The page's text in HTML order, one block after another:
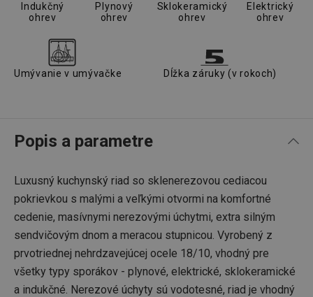
Indukčný
ohrev
Plynový
ohrev
Sklokeramický
ohrev
Elektrický
ohrev
Umývanie v umývačke Dĺžka záruky (v rokoch)
Popis a parametre
Luxusný kuchynský riad so sklenerezovou cediacou
pokrievkou s malými a veľkými otvormi na komfortné
cedenie, masívnymi nerezovými úchytmi, extra silným
sendvičovým dnom a meracou stupnicou. Vyrobený z
prvotriednej nehrdzavejúcej ocele 18/10, vhodný pre
všetky typy sporákov - plynové, elektrické, sklokeramické
a indukčné. Nerezové úchyty sú vodotesné, riad je vhodný